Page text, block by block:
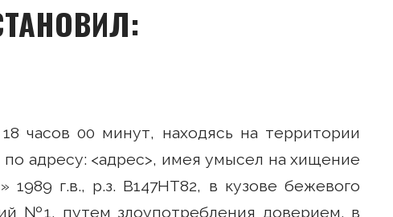
часов 00 минут, находясь на территории
адресу: <адрес>, имея умысел на хищение
1989 г.в., р.з. В147НТ82, в кузове бежевого
№1, путем злоупотребления доверием, в